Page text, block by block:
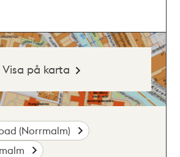
Visa på karta
(Norrmalm)